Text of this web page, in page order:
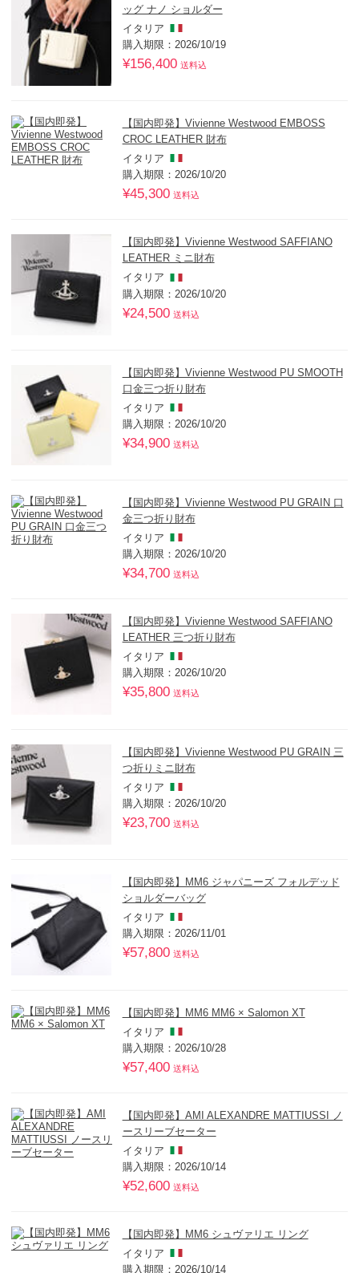
ッグ ナノ ショルダー
イタリア
購入期限：2026/10/19
¥156,400 送料込
【国内即発】Vivienne Westwood EMBOSS
CROC LEATHER 財布
イタリア
購入期限：2026/10/20
¥45,300 送料込
【国内即発】Vivienne Westwood SAFFIANO
LEATHER ミニ財布
イタリア
購入期限：2026/10/20
¥24,500 送料込
【国内即発】Vivienne Westwood PU SMOOTH
口金三つ折り財布
イタリア
購入期限：2026/10/20
¥34,900 送料込
【国内即発】Vivienne Westwood PU GRAIN 口
金三つ折り財布
イタリア
購入期限：2026/10/20
¥34,700 送料込
【国内即発】Vivienne Westwood SAFFIANO
LEATHER 三つ折り財布
イタリア
購入期限：2026/10/20
¥35,800 送料込
【国内即発】Vivienne Westwood PU GRAIN 三
つ折りミニ財布
イタリア
購入期限：2026/10/20
¥23,700 送料込
【国内即発】MM6 ジャパニーズ フォルデッド
ショルダーバッグ
イタリア
購入期限：2026/11/01
¥57,800 送料込
【国内即発】MM6 MM6 × Salomon XT
イタリア
購入期限：2026/10/28
¥57,400 送料込
【国内即発】AMI ALEXANDRE MATTIUSSI ノ
ースリーブセーター
イタリア
購入期限：2026/10/14
¥52,600 送料込
【国内即発】MM6 シュヴァリエ リング
イタリア
購入期限：2026/10/14